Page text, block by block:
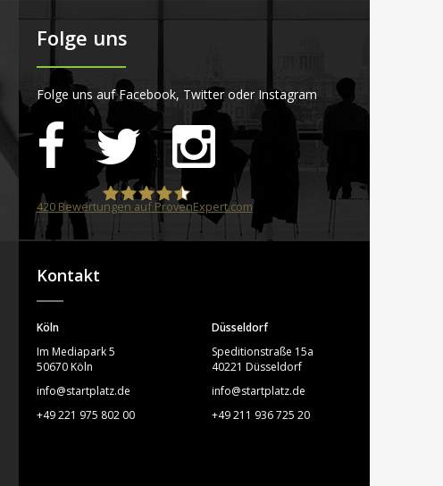
Folge uns
Folge uns auf Facebook, Twitter oder Instagram
STARTPLATZ
420Bewertungen auf ProvenExpert.com
Kontakt
Köln
Im Mediapark 5
50670 Köln
info@startplatz.de
+49 221 975 802 00
Düsseldorf
Speditionstraße 15a
40221 Düsseldorf
info@startplatz.de
+49 211 936 725 20